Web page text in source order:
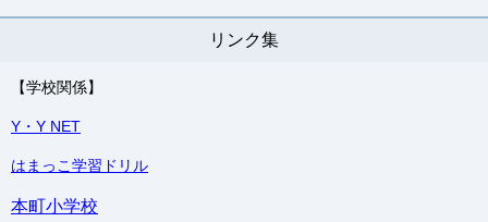
リンク集
【学校関係】
Y・Y NET
はまっこ学習ドリル
本町小学校